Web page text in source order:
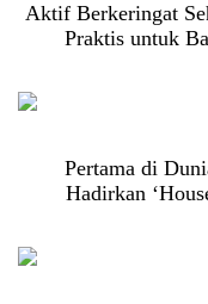
Aktif Berkeringat
Praktis untuk
Pertama di
Hadirkan